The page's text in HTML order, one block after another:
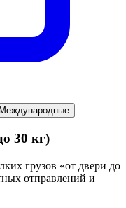
Международные
30 кг)
грузов «от двери до
отправлений и